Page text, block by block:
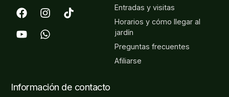
Entradas y visitas
Horarios y cómo llegar al
jardín
Preguntas frecuentes
Afiliarse
Información de contacto